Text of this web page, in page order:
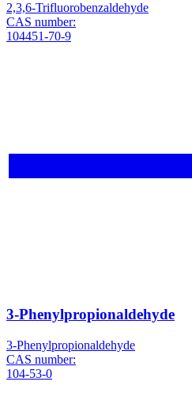
2,3,6-Trifluorobenzaldehyde
CAS number:
104451-70-9
3-Phenylpropionaldehyde
3-Phenylpropionaldehyde
CAS number:
104-53-0